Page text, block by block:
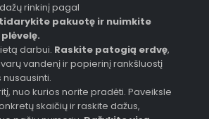
rinkinį pagal
pakuotę ir nuimkite
darbui. Raskite patogią erdvę,
vandenį ir popierinį rankšluostį
nuo kurios norite pradėti. Paveiksle
skaičių ir raskite dažus,